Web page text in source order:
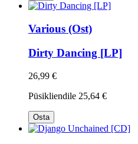
Various (Ost)
Dirty Dancing [LP]
26,99 €
Püsikliendile 25,64 €
Osta